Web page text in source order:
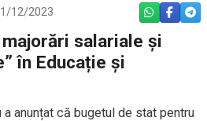
12/2023 WHATSAPP
salariale și
în Educație și
anunțat că bugetul de stat pentru